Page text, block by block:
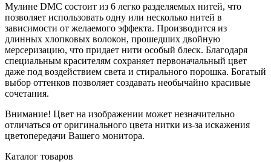
Мулине DMC состоит из 6 легко разделяемых нитей, что
позволяет использовать одну или несколько нитей в
зависимости от желаемого эффекта. Производится из
длинных хлопковых волокон, прошедших двойную
мерсеризацию, что придает нити особый блеск. Благодаря
специальным красителям сохраняет первоначальный цвет
даже под воздействием света и стирального порошка. Богатый
выбор оттенков позволяет создавать необычайно красивые
сочетания.
Внимание! Цвет на изображении может незначительно
отличаться от оригинального цвета нитки из-за искажения
цветопередачи Вашего монитора.
Каталог товаров